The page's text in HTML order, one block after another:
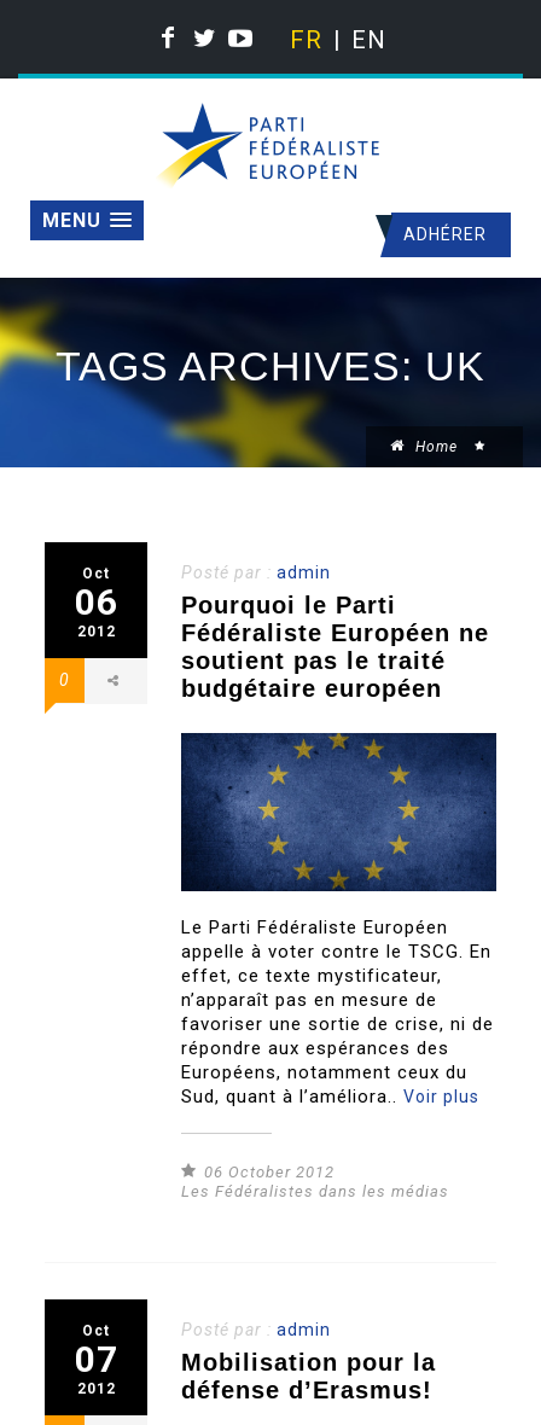
FR EN
ADHÉRER
MENU
TAGS ARCHIVES: UK
Home
Oct
06
2012
0
Posté par :admin
Pourquoi le Parti
Fédéraliste Européen ne
soutient pas le traité
budgétaire européen
Le Parti Fédéraliste Européen
appelle à voter contre le TSCG. En
effet, ce texte mystificateur,
n’apparaît pas en mesure de
favoriser une sortie de crise, ni de
répondre aux espérances des
Européens, notamment ceux du
Sud, quant à l’améliora..Voir plus
06 October 2012
Les Fédéralistes dans les médias
Oct
07
2012
Posté par :admin
Mobilisation pour la
défense d’Erasmus!